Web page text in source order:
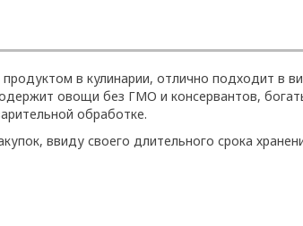
в кулинарии, отлично подходит в
овощи без ГМО и консервантов,
обработке.
ввиду своего длительного срока